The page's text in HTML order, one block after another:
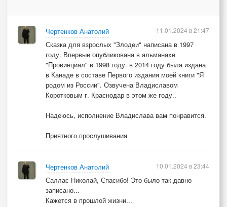
И старинный самовар.
– Продадим, накупим водки. –
Гад Кондрат припрыгнул аж. –
И к цыганам до слободки.
Там сегодня вернисаж.
А когда пришли домой –
Только пьяный домовой.
II СЕРИЯ
Чертенков Анатолий
Сказка для взрослых "Злодеи" написана в 1997
году. Впервые опубликована в альманахе
"Провинциал" в 1998 году. в 2014 году была издана
в Канаде в составе Первого издания моей книги "Я
родом из России". Озвучена Владиславом
Коротковым г. Краснодар в этом же году..
Надеюсь, исполнение Владислава вам понравится.
Приятного прослушивания
11.01.2024 в 21:47
Чертенков Анатолий
Саллас Николай, Спасибо! Это было так давно
записано...
Кажется в прошлой жизни...
10.01.2024 в 23:44